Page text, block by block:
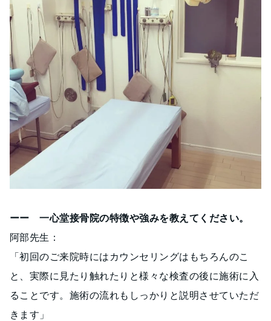
ーー 一心堂接骨院の特徴や強みを教えてください。
阿部先生：
「初回のご来院時にはカウンセリングはもちろんのこ
と、実際に見たり触れたりと様々な検査の後に施術に入
ることです。施術の流れもしっかりと説明させていただ
きます」